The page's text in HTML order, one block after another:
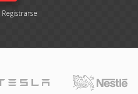
Registrarse